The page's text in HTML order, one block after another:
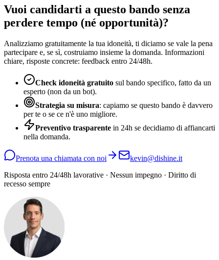
Vuoi candidarti a questo bando senza
perdere tempo (né opportunità)?
Analizziamo gratuitamente la tua idoneità, ti diciamo se vale la pena
partecipare e, se sì, costruiamo insieme la domanda. Informazioni
chiare, risposte concrete: feedback entro 24/48h.
Check idoneità gratuito sul bando specifico, fatto da un
esperto (non da un bot).
Strategia su misura: capiamo se questo bando è davvero
per te o se ce n'è uno migliore.
Preventivo trasparente in 24h se decidiamo di affiancarti
nella domanda.
Prenota una chiamata con noi
kevin@dishine.it
Risposta entro 24/48h lavorative · Nessun impegno · Diritto di
recesso sempre